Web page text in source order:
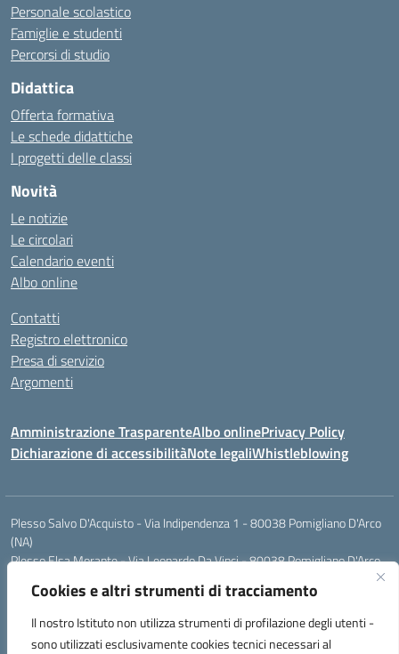
Cookies e altri strumenti di tracciamento
Il nostro Istituto non utilizza strumenti di profilazione degli utenti -
sono utilizzati esclusivamente cookies tecnici necessari al
Personale scolastico
Famiglie e studenti
Percorsi di studio
Didattica
Offerta formativa
Le schede didattiche
I progetti delle classi
Novità
Le notizie
Le circolari
Calendario eventi
Albo online
Contatti
Registro elettronico
Presa di servizio
Argomenti
Amministrazione TrasparenteAlbo onlinePrivacy Policy
Dichiarazione di accessibilitàNote legaliWhistleblowing
Plesso Salvo D'Acquisto - Via Indipendenza 1 - 80038 Pomigliano D'Arco
(NA)
Plesso Elsa Morante - Via Leonardo Da Vinci - 80038 Pomigliano D'Arco
Plesso Leone - Via Pascoli - 80038 Pomigliano D'Arco (NA)
Tel.:0813177304 - Mail: naic8g1003@istruzione.it - Pec: